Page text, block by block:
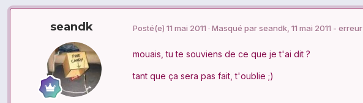
seandk Posté(e) 11 mai 2011 · Masqué par seandk, 11 mai 2011 - erreur
mouais, tu te souviens de ce que je t'ai dit ?
tant que ça sera pas fait, t'oublie ;)